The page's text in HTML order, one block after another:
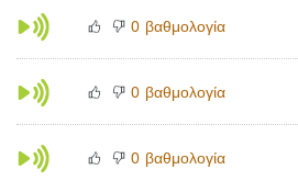
0 βαθμολογία
0 βαθμολογία
0 βαθμολογία